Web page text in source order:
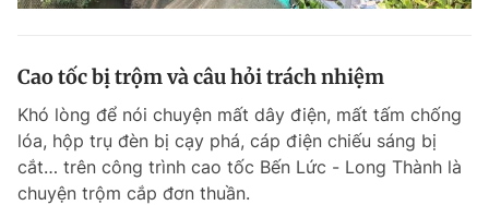
Cao tốc bị trộm và câu hỏi trách nhiệm
Khó lòng để nói chuyện mất dây điện, mất tấm chống
lóa, hộp trụ đèn bị cạy phá, cáp điện chiếu sáng bị
cắt… trên công trình cao tốc Bến Lức - Long Thành là
chuyện trộm cắp đơn thuần.